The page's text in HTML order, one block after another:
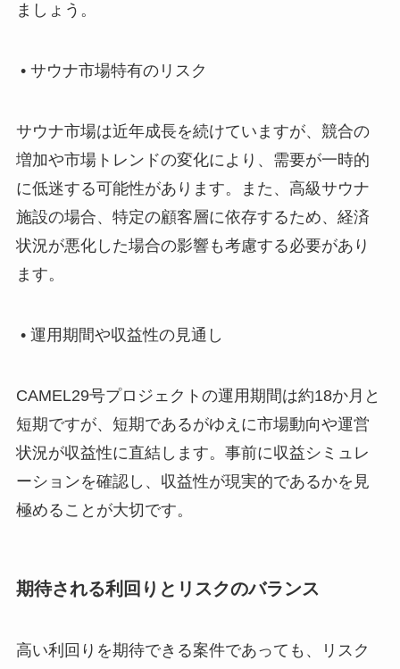
ましょう。
• サウナ市場特有のリスク
サウナ市場は近年成長を続けていますが、競合の
増加や市場トレンドの変化により、需要が一時的
に低迷する可能性があります。また、高級サウナ
施設の場合、特定の顧客層に依存するため、経済
状況が悪化した場合の影響も考慮する必要があり
ます。
• 運用期間や収益性の見通し
CAMEL29号プロジェクトの運用期間は約18か月と
短期ですが、短期であるがゆえに市場動向や運営
状況が収益性に直結します。事前に収益シミュレ
ーションを確認し、収益性が現実的であるかを見
極めることが大切です。
期待される利回りとリスクのバランス
高い利回りを期待できる案件であっても、リスク